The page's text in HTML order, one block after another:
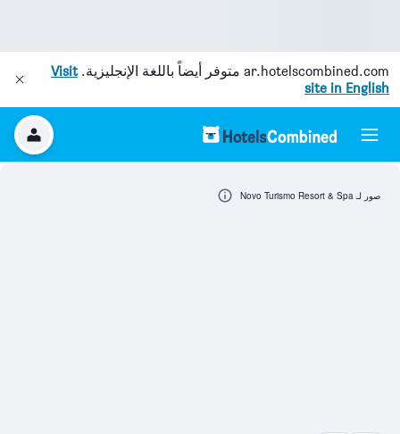
ar.hotelscombined.com متوفر أيضاً باللغة الإنجليزية.Visit
site in English
صور لـ Novo Turismo Resort & Spa